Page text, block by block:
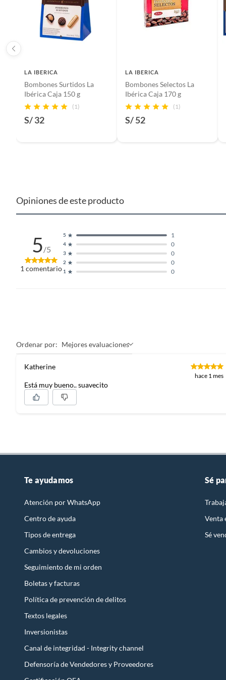
LA IBERICA
Bombones Surtidos La
Ibérica Caja 150 g
(1)
S/ 32
LA IBERICA
Bombones Selectos La
Ibérica Caja 170 g
(1)
S/ 52
Opiniones de este producto
5/5
1 comentario 1 0
2 0
3 0
4 0
5 1
Ordenar por: Mejores evaluaciones
Katherine
hace 1 mes
Está muy bueno.. suavecito
Te ayudamos
Atención por WhatsApp
Centro de ayuda
Tipos de entrega
Cambios y devoluciones
Seguimiento de mi orden
Boletas y facturas
Política de prevención de delitos
Textos legales
Inversionistas
Canal de integridad - Integrity channel
Defensoría de Vendedores y Proveedores
Sé
Venta
Sé